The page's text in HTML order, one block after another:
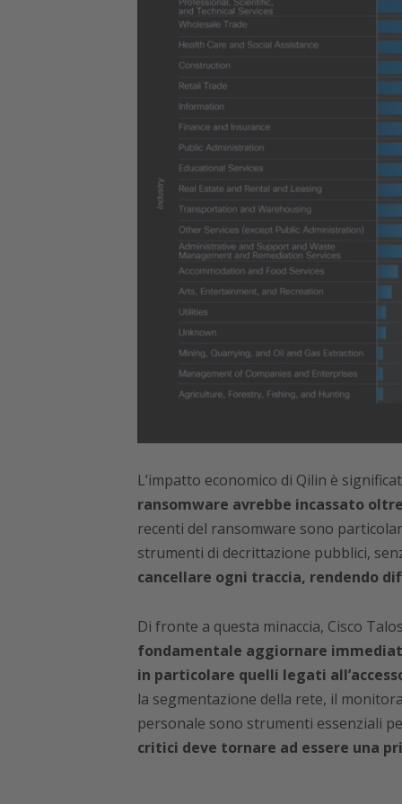
L’impatto economico di Qilin è
ransomware avrebbe incassato
recenti del ransomware sono
strumenti di decrittazione pubblici,
cancellare ogni traccia, rendendo
Di fronte a questa minaccia, Cisco
fondamentale aggiornare
in particolare quelli legati
la segmentazione della rete, il
personale sono strumenti essenziali
critici deve tornare ad essere una